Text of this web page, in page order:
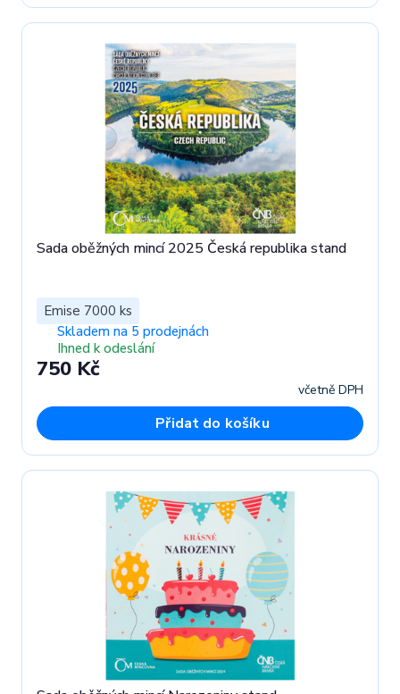
Sada oběžných mincí 2025 Česká republika stand
Emise 7000 ks
Skladem na 5 prodejnách
Ihned k odeslání
750 Kč
včetně DPH
Přidat do košíku